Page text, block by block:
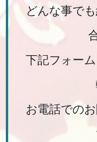
どんな事で
下記フォー
お電話での